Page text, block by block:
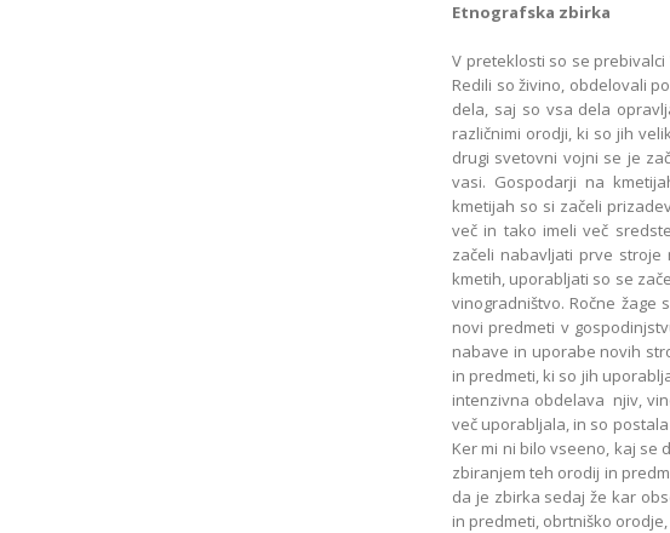
Etnografska zbirka
V preteklosti so se
Redili so živino, obdelovali
dela, saj so vsa dela
različnimi orodji, ki so jih
drugi svetovni vojni se je
vasi. Gospodarji na
kmetijah so si začeli
več in tako imeli več
začeli nabavljati prve
kmetih, uporabljati so se
vinogradništvo. Ročne žage
novi predmeti v
nabave in uporabe novih
in predmeti, ki so jih
intenzivna obdelava njiv,
več uporabljala, in so
Ker mi ni bilo vseeno, kaj se
zbiranjem teh orodij in
da je zbirka sedaj že kar
in predmeti, obrtniško